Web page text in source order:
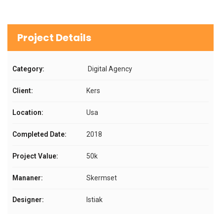
Project Details
Category: Digital Agency
Client: Kers
Location: Usa
Completed Date: 2018
Project Value: 50k
Mananer: Skermset
Designer: Istiak